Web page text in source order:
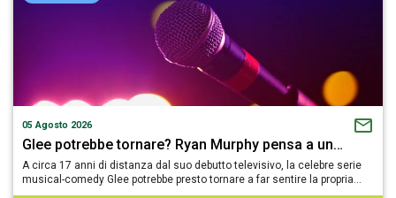
05 Agosto 2026
Glee potrebbe tornare? Ryan Murphy pensa a un…
A circa 17 anni di distanza dal suo debutto televisivo, la celebre serie
musical-comedy Glee potrebbe presto tornare a far sentire la propria…